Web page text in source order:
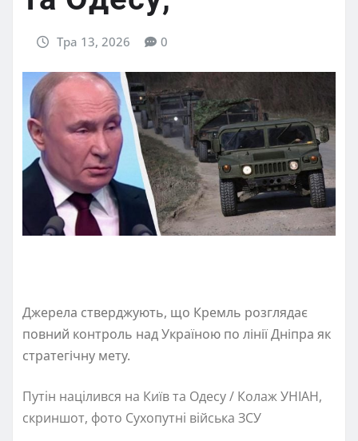
Тра 13, 2026 0
Джерела стверджують, що Кремль розглядає
повний контроль над Україною по лінії Дніпра як
стратегічну мету.
Путін націлився на Київ та Одесу / Колаж УНІАН,
скриншот, фото Сухопутні війська ЗСУ